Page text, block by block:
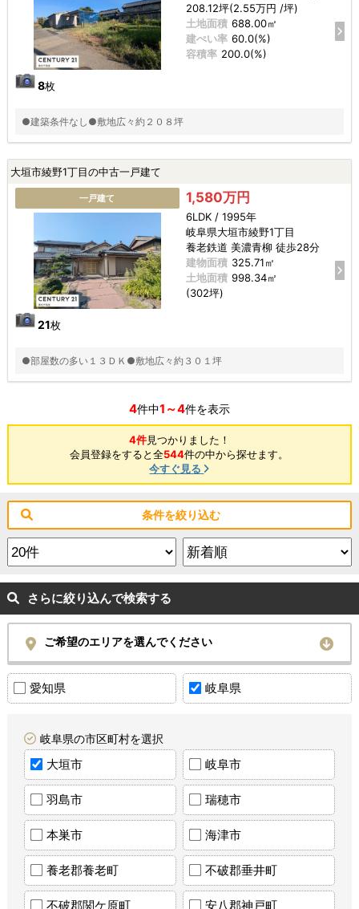
8枚
208.12坪(2.55万円 /坪)
土地面積 688.00㎡
建ぺい率 60.0(%)
容積率 200.0(%)
●建築条件なし●敷地広々約２０８坪
大垣市綾野1丁目の中古一戸建て
一戸建て
21枚
1,580万円
6LDK / 1995年
岐阜県大垣市綾野1丁目
養老鉄道 美濃青柳 徒歩28分
建物面積 325.71㎡
土地面積 998.34㎡
(302坪)
●部屋数の多い１３ＤＫ●敷地広々約３０１坪
4件中1～4件を表示
4件見つかりました！
会員登録をすると全544件の中から探せます。
今すぐ見る
条件を絞り込む
さらに絞り込んで検索する
ご希望のエリアを選んでください
愛知県 岐阜県
岐阜県の市区町村を選択
大垣市 岐阜市
羽島市 瑞穂市
本巣市 海津市
養老郡養老町 不破郡垂井町
不破郡関ケ原町 安八郡神戸町